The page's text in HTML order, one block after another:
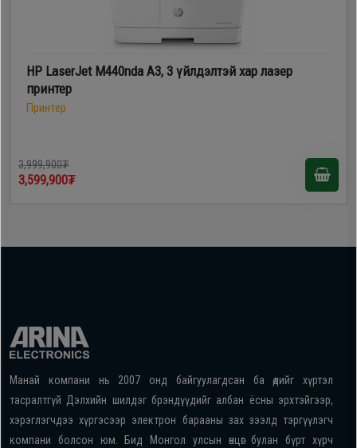
HP LaserJet M440nda A3, 3 үйлдэлтэй хар лазер
принтер
Принтер
3,999,900₮
3,599,900₮
Манай компани нь 2007 онд байгуулагдсан ба өдийг хүртэл
тасралтгүй Дэлхийн шилдэг брэндүүдийг албан ёсны эрхтэйгээр,
хэрэглэгчдээ хүргэсээр электрон барааны зах зээлд тэргүүлэгч
компани болсон юм. Бид Монгол улсын өнцөг булан бүрт хүрч